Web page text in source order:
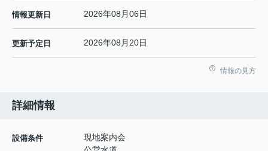
情報更新日 2026年08月06日
更新予定日 2026年08月20日
情報の見方
詳細情報
設備条件
現地案内会